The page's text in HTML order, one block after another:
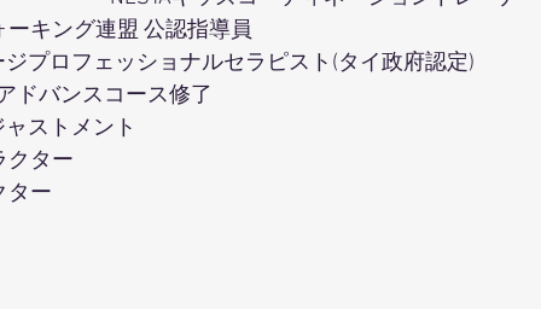
ーキング連盟 公認指導員
ジプロフェッショナルセラピスト(タイ政府認定)
ドバンスコース修了
ャストメント
クター
ター